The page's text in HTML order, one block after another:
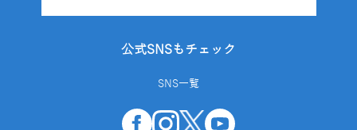
公式SNSもチェック
SNS一覧